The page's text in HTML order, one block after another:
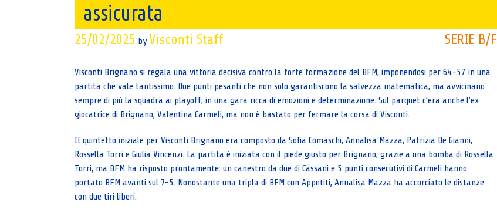
assicurata
SERIE B/F
25/02/2025 by Visconti Staff
Visconti Brignano si regala una vittoria decisiva contro la forte formazione del BFM, imponendosi per 64-57 in una
partita che vale tantissimo. Due punti pesanti che non solo garantiscono la salvezza matematica, ma avvicinano
sempre di più la squadra ai playoff, in una gara ricca di emozioni e determinazione. Sul parquet c’era anche l’ex
giocatrice di Brignano, Valentina Carmeli, ma non è bastato per fermare la corsa di Visconti.
Il quintetto iniziale per Visconti Brignano era composto da Sofia Comaschi, Annalisa Mazza, Patrizia De Gianni,
Rossella Torri e Giulia Vincenzi. La partita è iniziata con il piede giusto per Brignano, grazie a una bomba di Rossella
Torri, ma BFM ha risposto prontamente: un canestro da due di Cassani e 5 punti consecutivi di Carmeli hanno
portato BFM avanti sul 7-5. Nonostante una tripla di BFM con Appetiti, Annalisa Mazza ha accorciato le distanze
con due tiri liberi.